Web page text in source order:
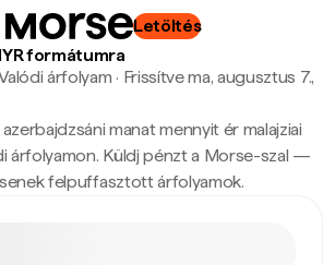
Letöltés
formátumra
árfolyam · Frissítve ma, augusztus 7.,
manat mennyit ér malajziai
árfolyamon. Küldj pénzt a Morse-szal —
felpuffasztott árfolyamok.